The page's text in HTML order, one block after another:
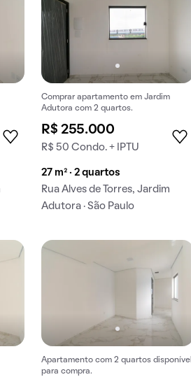
Comprar apartamento em Jardim
Adutora com 2 quartos.
R$ 255.000
R$ 50 Condo. + IPTU
27 m² · 2 quartos
Rua Alves de Torres, Jardim
Adutora · São Paulo
Apartamento com 2 quartos disponível
para compra.